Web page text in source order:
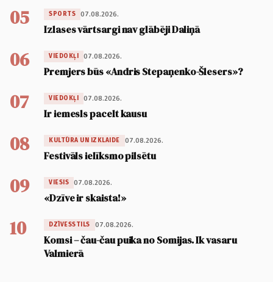
05 SPORTS 07.08.2026.
Izlases vārtsargi nav glābēji Daliņā
06 VIEDOKĻI 07.08.2026.
Premjers būs «Andris Stepaņenko-Šlesers»?
07 VIEDOKĻI 07.08.2026.
Ir iemesls pacelt kausu
08 KULTŪRA UN IZKLAIDE 07.08.2026.
Festivāls ielīksmo pilsētu
09 VIESIS 07.08.2026.
«Dzīve ir skaista!»
10 DZĪVESSTILS 07.08.2026.
Komsi – čau-čau puika no Somijas. Ik vasaru
Valmierā